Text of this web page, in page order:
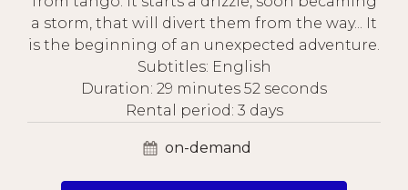
a storm, that will divert them from the way... It
is the beginning of an unexpected adventure.
Subtitles: English
Duration: 29 minutes 52 seconds
Rental period: 3 days
on-demand